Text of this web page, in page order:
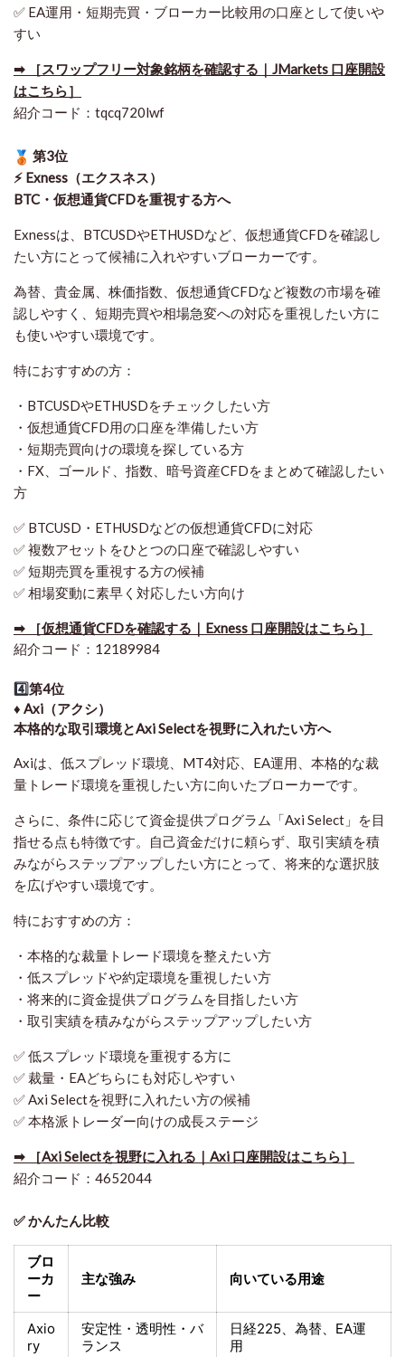
✅ EA運用・短期売買・ブローカー比較用の口座として使いや
すい
➡ ［スワップフリー対象銘柄を確認する｜JMarkets 口座開設
はこちら］
紹介コード：tqcq720lwf
第3位
⚡ Exness（エクスネス）
BTC・仮想通貨CFDを重視する方へ
Exnessは、BTCUSDやETHUSDなど、仮想通貨CFDを確認し
たい方にとって候補に入れやすいブローカーです。
為替、貴金属、株価指数、仮想通貨CFDなど複数の市場を確
認しやすく、短期売買や相場急変への対応を重視したい方に
も使いやすい環境です。
特におすすめの方：
・BTCUSDやETHUSDをチェックしたい方
・仮想通貨CFD用の口座を準備したい方
・短期売買向けの環境を探している方
・FX、ゴールド、指数、暗号資産CFDをまとめて確認したい
方
✅ BTCUSD・ETHUSDなどの仮想通貨CFDに対応
✅ 複数アセットをひとつの口座で確認しやすい
✅ 短期売買を重視する方の候補
✅ 相場変動に素早く対応したい方向け
➡ ［仮想通貨CFDを確認する｜Exness 口座開設はこちら］
紹介コード：12189984
4️⃣第4位
♦️ Axi（アクシ）
本格的な取引環境とAxi Selectを視野に入れたい方へ
Axiは、低スプレッド環境、MT4対応、EA運用、本格的な裁
量トレード環境を重視したい方に向いたブローカーです。
さらに、条件に応じて資金提供プログラム「Axi Select」を目
指せる点も特徴です。自己資金だけに頼らず、取引実績を積
みながらステップアップしたい方にとって、将来的な選択肢
を広げやすい環境です。
特におすすめの方：
・本格的な裁量トレード環境を整えたい方
・低スプレッドや約定環境を重視したい方
・将来的に資金提供プログラムを目指したい方
・取引実績を積みながらステップアップしたい方
✅ 低スプレッド環境を重視する方に
✅ 裁量・EAどちらにも対応しやすい
✅ Axi Selectを視野に入れたい方の候補
✅ 本格派トレーダー向けの成長ステージ
➡ ［Axi Selectを視野に入れる｜Axi 口座開設はこちら］
紹介コード：4652044
✅ かんたん比較
ブロ
ーカ
ー
主な強み 向いている用途
Axio
ry
安定性・透明性・バ
ランス
日経225 、為替、EA運
用